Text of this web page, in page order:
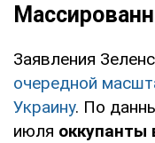
Заявления
очередной
Украину. По
июля оккупанты